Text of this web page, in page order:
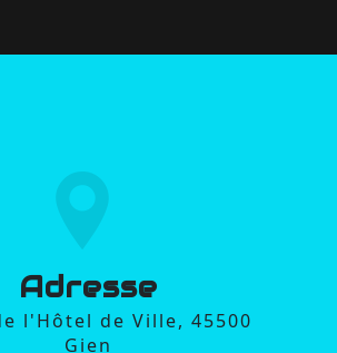
Adresse
Gien